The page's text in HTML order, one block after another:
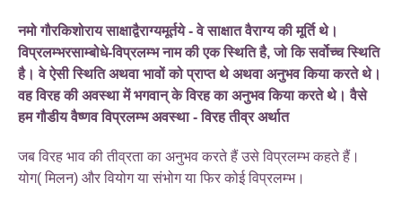
नमो गौरकिशोराय साक्षाद्वैराग्यमूर्तये - वे साक्षात वैराग्य की मूर्ति थे।
विप्रलम्भरसाम्बोधे-विप्रलम्भ नाम की एक स्थिति है, जो कि सर्वोच्च स्थिति
है। वे ऐसी स्थिति अथवा भावों को प्राप्त थे अथवा अनुभव किया करते थे।
वह विरह की अवस्था में भगवान् के विरह का अनुभव किया करते थे। वैसे
हम गौडीय वैष्णव विप्रलम्भ अवस्था - विरह तीव्र अर्थात
जब विरह भाव की तीव्रता का अनुभव करते हैं उसे विप्रलम्भ कहते हैं।
योग( मिलन) और वियोग या संभोग या फिर कोई विप्रलम्भ।